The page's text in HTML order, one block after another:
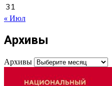
31
« Июл
Архивы
Архивы